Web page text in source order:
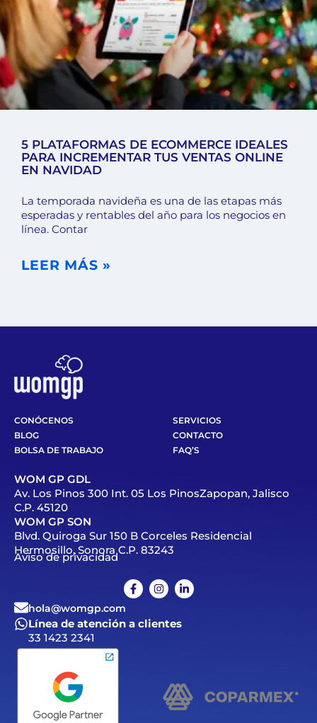
5 PLATAFORMAS DE ECOMMERCE IDEALES
PARA INCREMENTAR TUS VENTAS ONLINE
EN NAVIDAD
La temporada navideña es una de las etapas más
esperadas y rentables del año para los negocios en
línea. Contar
LEER MÁS »
CONÓCENOS
SERVICIOS
BLOG
CONTACTO
BOLSA DE TRABAJO
FAQ’S
WOM GP GDL
Av. Los Pinos 300 Int. 05 Los PinosZapopan, Jalisco
C.P. 45120
WOM GP SON
Blvd. Quiroga Sur 150 B Corceles Residencial
Hermosillo, Sonora C.P. 83243
Aviso de privacidad
hola@womgp.com
Línea de atención a clientes
33 1423 2341